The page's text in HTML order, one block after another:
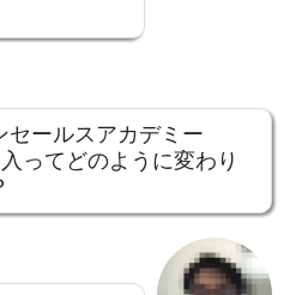
セールスアカデミー
入ってどのように変わり